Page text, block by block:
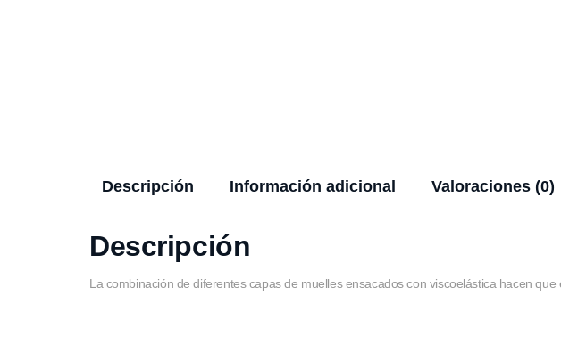
Descripción
Información adicional Valoraciones (0)
Descripción
La combinación de diferentes capas de muelles ensacados con viscoelástica hacen